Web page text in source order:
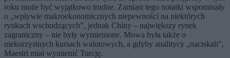
roku może być wyjątkowo trudne. Zamiast tego notatki wspominały
o „wpływie makroekonomicznych niepewności na niektórych
rynkach wschodzących”, jednak Chiny – największy rynek
zagraniczny – nie były wymienione. Mowa była także o
niekorzystnych kursach walutowych, a gdyby analitycy „naciskali”,
Maestri miał wymienić Turcję.